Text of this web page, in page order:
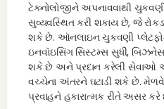
ટેક્નોલોજીને અપનાવવાથી
સુવ્યવસ્થિત કરી શકાય છે, જે રોકડ
શકે છે. ઑનલાઇન ચુકવણી
ઇનવૉઇસિંગ સિસ્ટમ્સ સુધી,
શકે છે અને પ્રદાન કરેલી સેવાઓ
વચ્ચેના અંતરને ઘટાડી શકે છે.
પ્રવાહને હકારાત્મક રીતે અસર કરે